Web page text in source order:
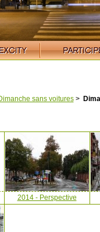
sans voitures>
2014 - Perspective